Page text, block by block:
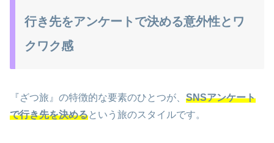
行き先をアンケートで決める意外性とワ
クワク感
『ざつ旅』の特徴的な要素のひとつが、 SNSアンケート
で行き先を決めるという旅のスタイルです。